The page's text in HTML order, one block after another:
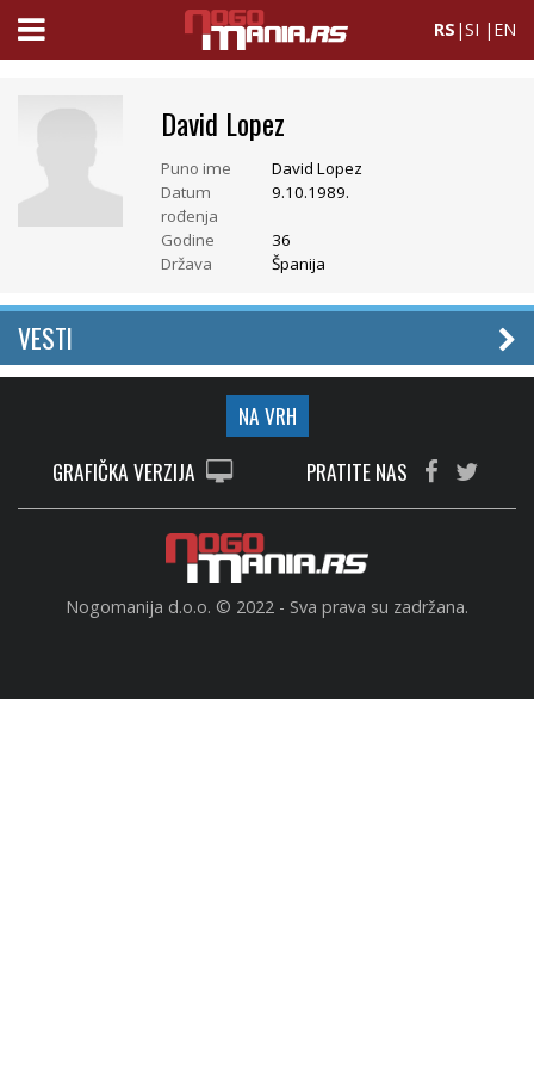
RS |SI | EN
David Lopez
Puno ime
David Lopez
Datum
rođenja
9.10.1989.
Godine
36
Država
Španija
VESTI
NA VRH
GRAFIČKA VERZIJA
PRATITE NAS
Nogomanija d.o.o. © 2022 - Sva prava su zadržana.